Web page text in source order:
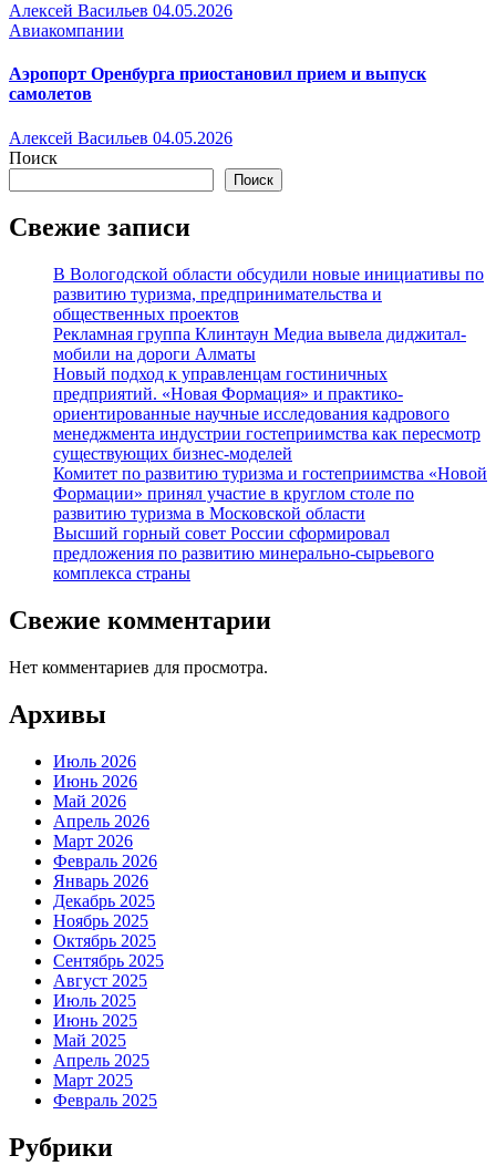
Алексей Васильев 04.05.2026
Авиакомпании
Аэропорт Оренбурга приостановил прием и выпуск
самолетов
Алексей Васильев 04.05.2026
Поиск
Поиск
Свежие записи
В Вологодской области обсудили новые инициативы по
развитию туризма, предпринимательства и
общественных проектов
Рекламная группа Клинтаун Медиа вывела диджитал-
мобили на дороги Алматы
Новый подход к управленцам гостиничных
предприятий. «Новая Формация» и практико-
ориентированные научные исследования кадрового
менеджмента индустрии гостеприимства как пересмотр
существующих бизнес-моделей
Комитет по развитию туризма и гостеприимства «Новой
Формации» принял участие в круглом столе по
развитию туризма в Московской области
Высший горный совет России сформировал
предложения по развитию минерально-сырьевого
комплекса страны
Свежие комментарии
Нет комментариев для просмотра.
Архивы
Июль 2026
Июнь 2026
Май 2026
Апрель 2026
Март 2026
Февраль 2026
Январь 2026
Декабрь 2025
Ноябрь 2025
Октябрь 2025
Сентябрь 2025
Август 2025
Июль 2025
Июнь 2025
Май 2025
Апрель 2025
Март 2025
Февраль 2025
Рубрики